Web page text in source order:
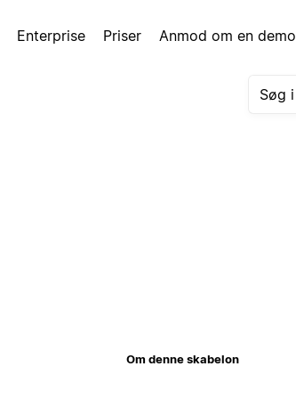
Enterprise Priser Anmod om en demo
Om denne skabelon